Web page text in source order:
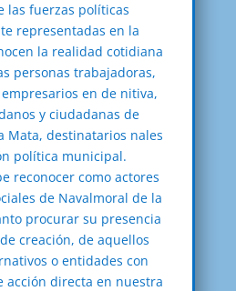
las fuerzas políticas
representadas en la
la realidad cotidiana
personas trabajadoras,
en de nitiva,
y ciudadanas de
Mata, destinatarios nales
política municipal.
reconocer como actores
de Navalmoral de la
procurar su presencia
creación, de aquellos
o entidades con
acción directa en nuestra